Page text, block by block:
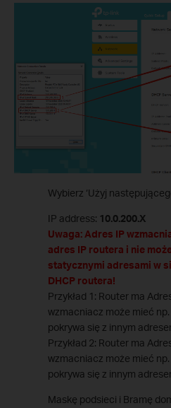
Wybierz ‘Użyj
IP address: 10.0.200.X
Uwaga: Adres IP
adres IP routera i nie
statycznymi adresami w
DHCP routera!
Przykład 1: Router ma
wzmacniacz może mieć
pokrywa się z innym
Przykład 2: Router ma
wzmacniacz może mieć
pokrywa się z innym
Maskę podsieci i Bramę